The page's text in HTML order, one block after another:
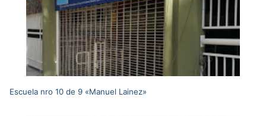
Escuela nro 10 de 9 «Manuel Lainez»